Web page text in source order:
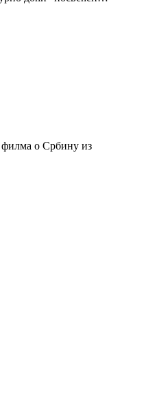
филма о Србину из